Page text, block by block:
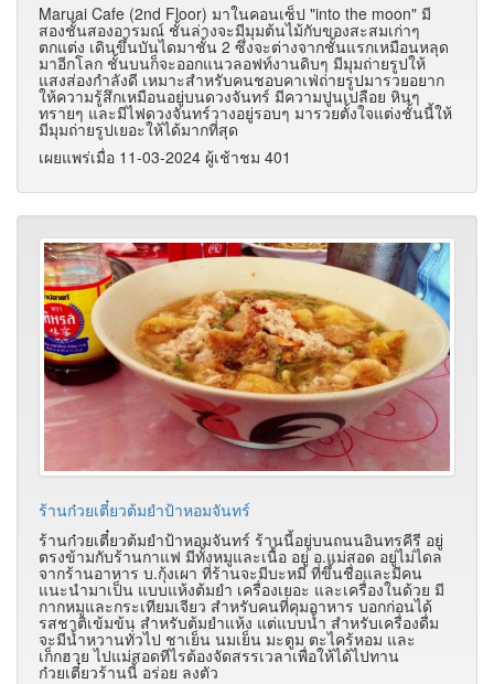
Maruai Cafe (2nd Floor) มาในคอนเซ็ป "into the moon" มี
สองชั้นสองอารมณ์ ชั้นล่างจะมีมุมต้นไม้กับของสะสมเก่าๆ
ตกแต่ง เดินขึ้นบันไดมาชั้น 2 ซึ่งจะต่างจากชั้นแรกเหมือนหลุด
มาอีกโลก ชั้นบนก็จะออกแนวลอฟท์งานดิบๆ มีมุมถ่ายรูปให้
แสงส่องกำลังดี เหมาะสำหรับคนชอบคาเฟ่ถ่ายรูปมารวยอยาก
ให้ความรู้สึกเหมือนอยู่บนดวงจันทร์ มีความปูนเปลือย หินๆ
ทรายๆ และมีไฟดวงจันทร์วางอยู่รอบๆ มารวยตั้งใจแต่งชั้นนี้ให้
มีมุมถ่ายรูปเยอะให้ได้มากที่สุด
เผยแพร่เมื่อ 11-03-2024 ผู้เช้าชม 401
ร้านก๋วยเตี๋ยวต้มยำป้าหอมจันทร์
ร้านก๋วยเตี๋ยวต้มยำป้าหอมจันทร์ ร้านนี้อยู่บนถนนอินทรคีรี อยู่
ตรงข้ามกับร้านกาแฟ มีทั้งหมูและเนื้อ อยู่ อ.แม่สอด อยู่ไม่ไดล
จากร้านอาหาร บ.กุ้งเผา ที่ร้านจะมีบะหมี่ ที่ขึ้นชื่อและมีคน
แนะนำมาเป็น แบบแห้งต้มยำ เครื่องเยอะ และเครื่องในด้วย มี
กากหมูและกระเทียมเจียว สำหรับคนที่คุมอาหาร บอกก่อนได้
รสชาติเข้มข้น สำหรับต้มยำแห้ง แต่แบบน้ำ สำหรับเครื่องดื่ม
จะมีน้ำหวานทั่วไป ชาเย็น นมเย็น มะตูม ตะไคร้หอม และ
เก็กฮวย ไปแม่สอดทีไรต้องจัดสรรเวลาเพื่อให้ได้ไปทาน
ก๋วยเตี๋ยวร้านนี้ อร่อย ลงตัว